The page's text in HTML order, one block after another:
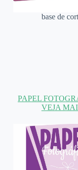
base de
PAPEL
VEJA